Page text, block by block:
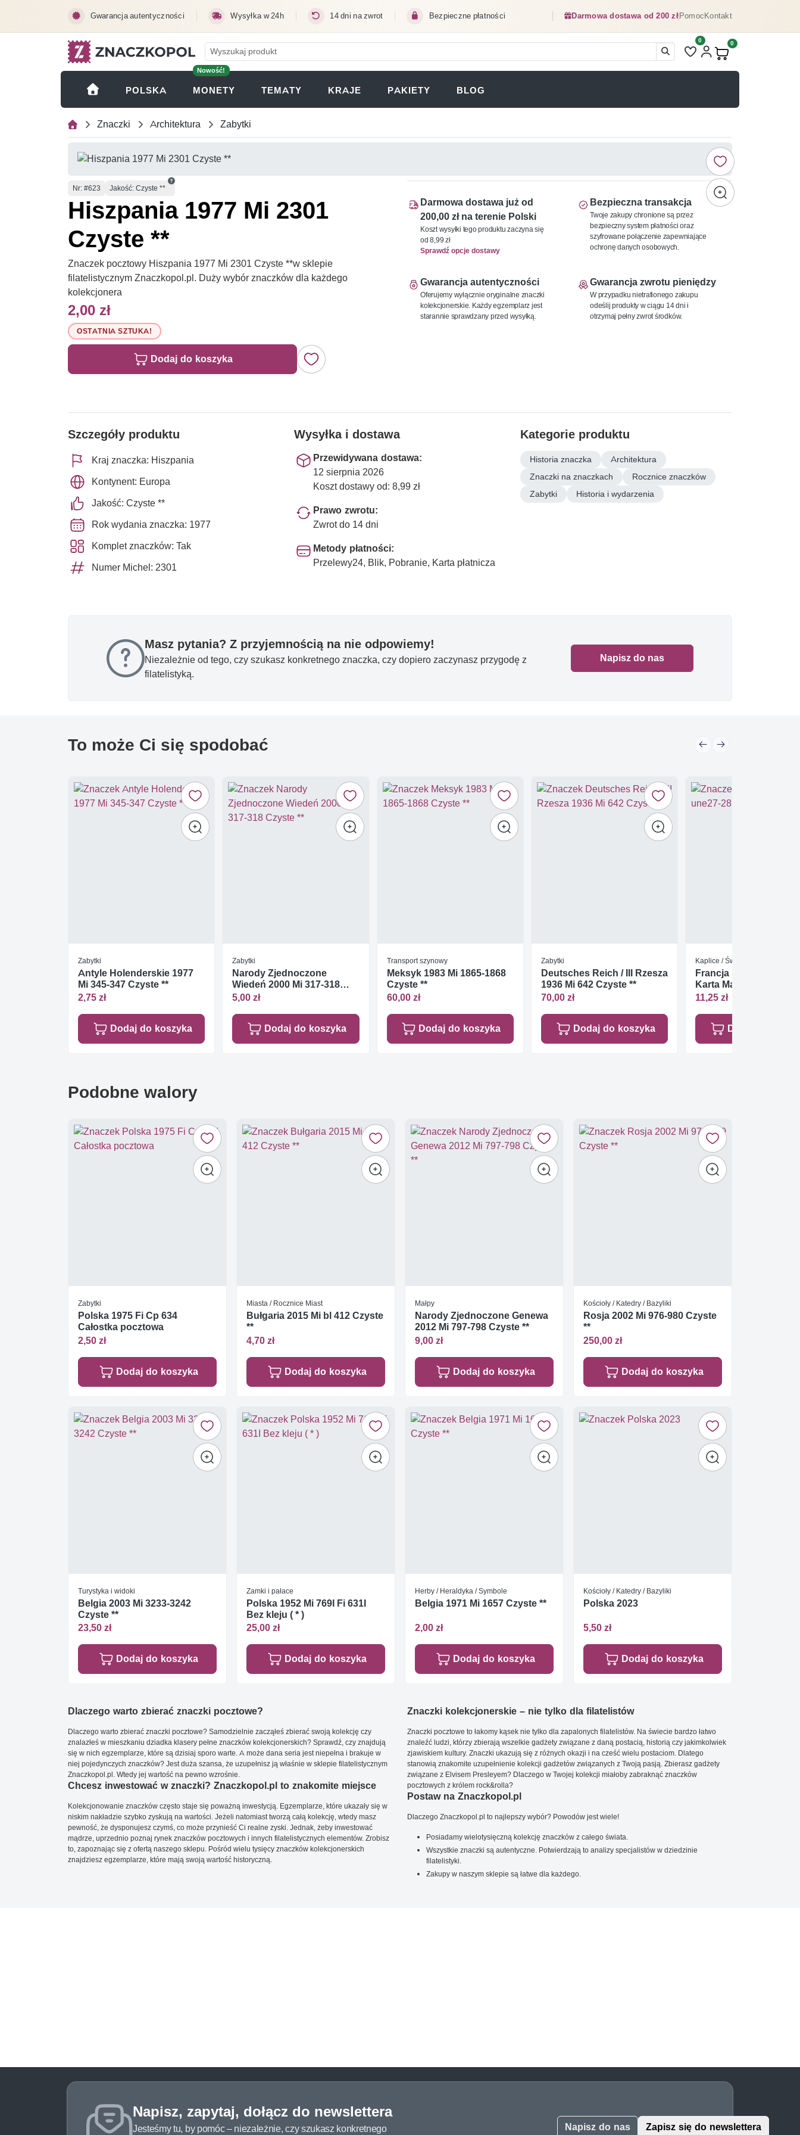
Gwarancja autentyczności Wysyłka w 24h 14 dni na zwrot Bezpieczne płatności Darmowa dostawa od 200 złPomocKontakt
Liczba pozycji na liście
0
Produkty w koszyku:
0
POLSKA
Nowość!
MONETY (OTWIERA SIĘ W NOWEJ KARCIE)
TEMATY KRAJE PAKIETY BLOG
Znaczki Architektura Zabytki
Numer
Nr: #623 Jakość: Czyste **
Hiszpania 1977 Mi 2301
Czyste **
Znaczek pocztowy Hiszpania 1977 Mi 2301 Czyste **w sklepie
filatelistycznym Znaczkopol.pl. Duży wybór znaczków dla każdego
kolekcjonera
2,00 zł
OSTATNIA SZTUKA!
Dodaj do koszyka
Darmowa dostawa już od
200,00 zł na terenie Polski
Koszt wysyłki tego produktu zaczyna się
od 8,99 zł
Sprawdź opcje dostawy
Bezpieczna transakcja
Twoje zakupy chronione są przez
bezpieczny system płatności oraz
szyfrowane połączenie zapewniające
ochronę danych osobowych.
Gwarancja autentyczności
Oferujemy wyłącznie oryginalne znaczki
kolekcjonerskie. Każdy egzemplarz jest
starannie sprawdzany przed wysyłką.
Gwarancja zwrotu pieniędzy
W przypadku nietrafionego zakupu
odeślij produkty w ciągu 14 dni i
otrzymaj pełny zwrot środków.
Szczegóły produktu
Kraj znaczka: Hiszpania
Kontynent: Europa
Jakość: Czyste **
Rok wydania znaczka: 1977
Komplet znaczków: Tak
Numer Michel: 2301
Wysyłka i dostawa
Przewidywana dostawa:
12 sierpnia 2026
Koszt dostawy od: 8,99 zł
Prawo zwrotu:
Zwrot do 14 dni
Metody płatności:
Przelewy24, Blik, Pobranie, Karta płatnicza
Kategorie produktu
Historia znaczka
Architektura
Znaczki na znaczkach
Rocznice znaczków
Zabytki
Historia i wydarzenia
Masz pytania? Z przyjemnością na nie odpowiemy!
Niezależnie od tego, czy szukasz konkretnego znaczka, czy dopiero zaczynasz przygodę z
filatelistyką.
Napisz do nas
To może Ci się spodobać
Zabytki
Antyle Holenderskie 1977
Mi 345-347 Czyste **
2,75 zł
Dodaj do koszyka
Zabytki
Narody Zjednoczone
Wiedeń 2000 Mi 317-318
Czyste **
5,00 zł
Dodaj do koszyka
Transport szynowy
Meksyk 1983 Mi 1865-1868
Czyste **
60,00 zł
Dodaj do koszyka
Zabytki
Deutsches Reich / III Rzesza
1936 Mi 642 Czyste **
70,00 zł
Dodaj do koszyka
Kaplice / Świątynie
Francja 1982 Mi
Karta Max
11,25 zł
Dodaj do
Podobne walory
Zabytki
Polska 1975 Fi Cp 634
Całostka pocztowa
2,50 zł
Dodaj do koszyka
Miasta / Rocznice Miast
Bułgaria 2015 Mi bl 412 Czyste
**
4,70 zł
Dodaj do koszyka
Małpy
Narody Zjednoczone Genewa
2012 Mi 797-798 Czyste **
9,00 zł
Dodaj do koszyka
Kościoły / Katedry / Bazyliki
Rosja 2002 Mi 976-980 Czyste
**
250,00 zł
Dodaj do koszyka
Turystyka i widoki
Belgia 2003 Mi 3233-3242
Czyste **
23,50 zł
Dodaj do koszyka
Zamki i pałace
Polska 1952 Mi 769I Fi 631I
Bez kleju ( * )
25,00 zł
Dodaj do koszyka
Herby / Heraldyka / Symbole
Belgia 1971 Mi 1657 Czyste **
2,00 zł
Dodaj do koszyka
Kościoły / Katedry / Bazyliki
Polska 2023
5,50 zł
Dodaj do koszyka
Dlaczego warto zbierać znaczki pocztowe?
Dlaczego warto zbierać znaczki pocztowe? Samodzielnie zacząłeś zbierać swoją kolekcję czy
znalazłeś w mieszkaniu dziadka klasery pełne znaczków kolekcjonerskich? Sprawdź, czy znajdują
się w nich egzemplarze, które są dzisiaj sporo warte. A może dana seria jest niepełna i brakuje w
niej pojedynczych znaczków? Jest duża szansa, że uzupełnisz ją właśnie w sklepie filatelistycznym
Znaczkopol.pl. Wtedy jej wartość na pewno wzrośnie.
Chcesz inwestować w znaczki? Znaczkopol.pl to znakomite miejsce
Kolekcjonowanie znaczków często staje się poważną inwestycją. Egzemplarze, które ukazały się w
niskim nakładzie szybko zyskują na wartości. Jeżeli natomiast tworzą całą kolekcję, wtedy masz
pewność, że dysponujesz czymś, co może przynieść Ci realne zyski. Jednak, żeby inwestować
mądrze, uprzednio poznaj rynek znaczków pocztowych i innych filatelistycznych elementów. Zrobisz
to, zapoznając się z ofertą naszego sklepu. Pośród wielu tysięcy znaczków kolekcjonerskich
znajdziesz egzemplarze, które mają swoją wartość historyczną.
Znaczki kolekcjonerskie – nie tylko dla filatelistów
Znaczki pocztowe to łakomy kąsek nie tylko dla zapalonych filatelistów. Na świecie bardzo łatwo
znaleźć ludzi, którzy zbierają wszelkie gadżety związane z daną postacią, historią czy jakimkolwiek
zjawiskiem kultury. Znaczki ukazują się z różnych okazji i na cześć wielu postaciom. Dlatego
stanowią znakomite uzupełnienie kolekcji gadżetów związanych z Twoją pasją. Zbierasz gadżety
związane z Elvisem Presleyem? Dlaczego w Twojej kolekcji miałoby zabraknąć znaczków
pocztowych z królem rock&rolla?
Postaw na Znaczkopol.pl
Dlaczego Znaczkopol.pl to najlepszy wybór? Powodów jest wiele!
Posiadamy wielotysięczną kolekcję znaczków z całego świata.
Wszystkie znaczki są autentyczne. Potwierdzają to analizy specjalistów w dziedzinie
filatelistyki.
Zakupy w naszym sklepie są łatwe dla każdego.
Napisz, zapytaj, dołącz do newslettera
Jesteśmy tu, by pomóc – niezależnie, czy szukasz konkretnego Napisz do nas Zapisz się do newslettera